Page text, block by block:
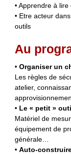
• Apprendre à
• Etre acteur
outils
Au
• Organiser un
Les règles de
atelier,
• Le « petit »
Matériel de
équipement de
générale…
• Auto-